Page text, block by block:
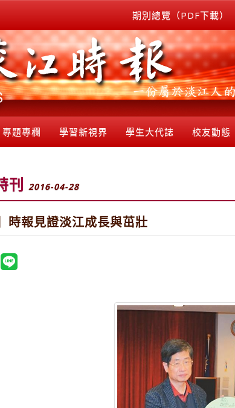
期別總覽（PDF下載）
專題專欄 學習新視界 學生大代誌 校友動態
刊 2016-04-28
時報見證淡江成長與茁壯